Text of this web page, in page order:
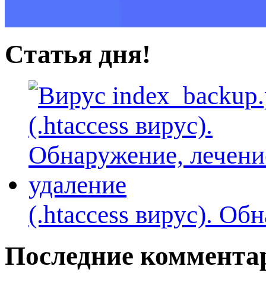
Статья дня!
(.htaccess вируc).
Последние